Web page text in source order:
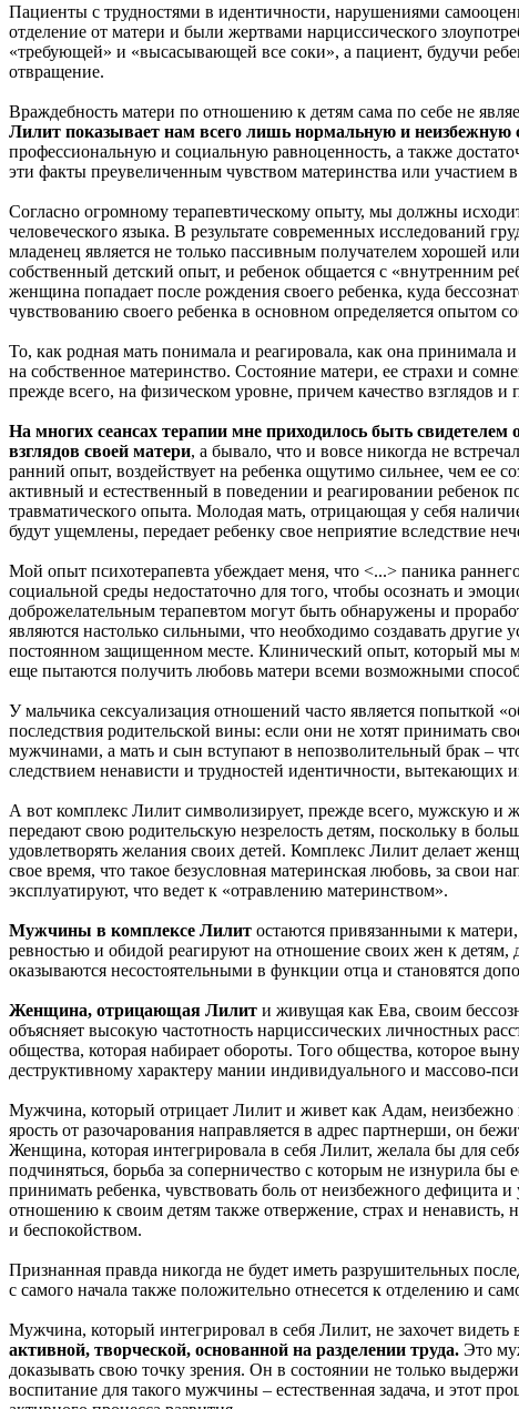
Пациенты с трудностями в идентичности, нарушениями
отделение от матери и были жертвами нарциссического
«требующей» и «высасывающей все соки», а пациент, будучи
отвращение.
Враждебность матери по отношению к детям сама по себе не
Лилит показывает нам всего лишь нормальную и неизбежную
профессиональную и социальную равноценность, а также
эти факты преувеличенным чувством материнства или участием
Согласно огромному терапевтическому опыту, мы должны
человеческого языка. В результате современных исследований
младенец является не только пассивным получателем хорошей
собственный детский опыт, и ребенок общается с «внутренним
женщина попадает после рождения своего ребенка, куда
чувствованию своего ребенка в основном определяется опытом
То, как родная мать понимала и реагировала, как она принимала
на собственное материнство. Состояние матери, ее страхи и
прежде всего, на физическом уровне, причем качество взглядов
На многих сеансах терапии мне приходилось быть
взглядов своей матери, а бывало, что и вовсе никогда не
ранний опыт, воздействует на ребенка ощутимо сильнее, чем ее
активный и естественный в поведении и реагировании ребенок
травматического опыта. Молодая мать, отрицающая у себя
будут ущемлены, передает ребенку свое неприятие вследствие
Мой опыт психотерапевта убеждает меня, что <...> паника
социальной среды недостаточно для того, чтобы осознать и
доброжелательным терапевтом могут быть обнаружены и
являются настолько сильными, что необходимо создавать другие
постоянном защищенном месте. Клинический опыт, который мы
еще пытаются получить любовь матери всеми возможными
У мальчика сексуализация отношений часто является попыткой
последствия родительской вины: если они не хотят принимать
мужчинами, а мать и сын вступают в непозволительный брак –
следствием ненависти и трудностей идентичности, вытекающих
А вот комплекс Лилит символизирует, прежде всего, мужскую и
передают свою родительскую незрелость детям, поскольку в
удовлетворять желания своих детей. Комплекс Лилит делает
свое время, что такое безусловная материнская любовь, за свои
эксплуатируют, что ведет к «отравлению материнством».
Мужчины в комплексе Лилит остаются привязанными к
ревностью и обидой реагируют на отношение своих жен к детям,
оказываются несостоятельными в функции отца и становятся
Женщина, отрицающая Лилит и живущая как Ева, своим
объясняет высокую частотность нарциссических личностных
общества, которая набирает обороты. Того общества, которое
деструктивному характеру мании индивидуального и массово-
Мужчина, который отрицает Лилит и живет как Адам, неизбежно
ярость от разочарования направляется в адрес партнерши, он
Женщина, которая интегрировала в себя Лилит, желала бы для
подчиняться, борьба за соперничество с которым не изнурила бы
принимать ребенка, чувствовать боль от неизбежного дефицита
отношению к своим детям также отвержение, страх и ненависть,
и беспокойством.
Признанная правда никогда не будет иметь разрушительных
с самого начала также положительно отнесется к отделению и
Мужчина, который интегрировал в себя Лилит, не захочет
активной, творческой, основанной на разделении труда. Это
доказывать свою точку зрения. Он в состоянии не только
воспитание для такого мужчины – естественная задача, и этот